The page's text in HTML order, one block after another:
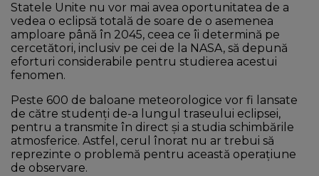
Statele Unite nu vor mai avea oportunitatea de a
vedea o eclipsă totală de soare de o asemenea
amploare până în 2045, ceea ce îi determină pe
cercetători, inclusiv pe cei de la NASA, să depună
eforturi considerabile pentru studierea acestui
fenomen.
Peste 600 de baloane meteorologice vor fi lansate
de către studenți de-a lungul traseului eclipsei,
pentru a transmite în direct și a studia schimbările
atmosferice. Astfel, cerul înorat nu ar trebui să
reprezinte o problemă pentru această operațiune
de observare.